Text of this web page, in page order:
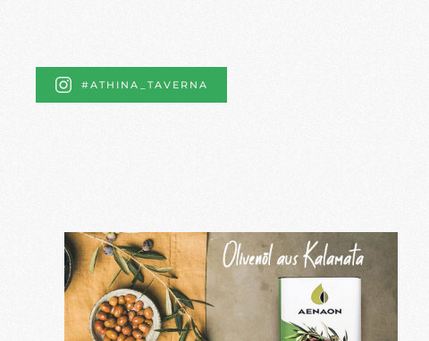
#ATHINA_TAVERNA